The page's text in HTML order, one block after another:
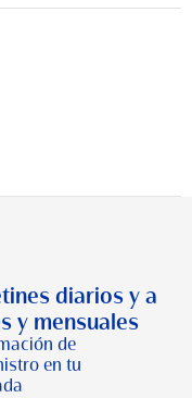
diarios y a
y mensuales
de
en tu